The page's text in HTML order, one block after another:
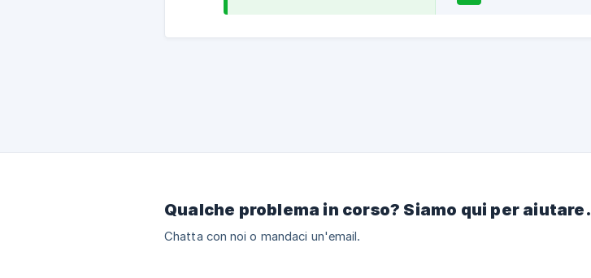
Qualche problema in corso? Siamo qui per aiutare.
Chatta con noi o mandaci un'email.